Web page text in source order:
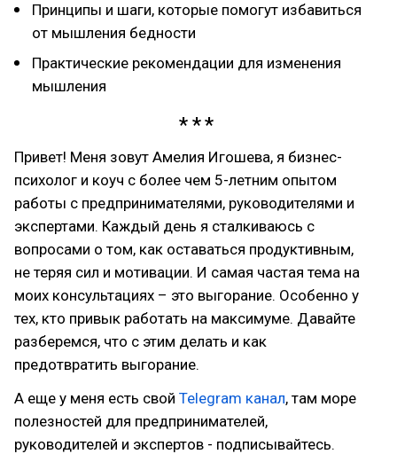
Принципы и шаги, которые помогут избавиться
от мышления бедности
Практические рекомендации для изменения
мышления
Привет! Меня зовут Амелия Игошева, я бизнес-
психолог и коуч с более чем 5-летним опытом
работы с предпринимателями, руководителями и
экспертами. Каждый день я сталкиваюсь с
вопросами о том, как оставаться продуктивным,
не теряя сил и мотивации. И самая частая тема на
моих консультациях – это выгорание. Особенно у
тех, кто привык работать на максимуме. Давайте
разберемся, что с этим делать и как
предотвратить выгорание.
А еще у меня есть свой Telegram канал, там море
полезностей для предпринимателей,
руководителей и экспертов - подписывайтесь.